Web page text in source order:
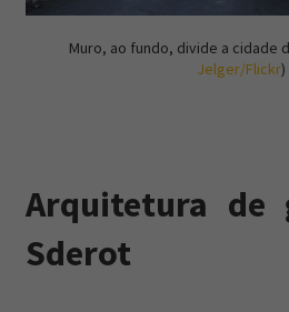
Muro, ao fundo, divide a cidade
Jelger/Flickr)
Arquitetura de
Sderot